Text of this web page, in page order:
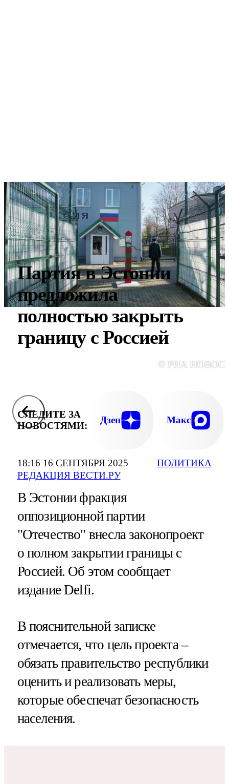
18:16 16 СЕНТЯБРЯ 2025
РЕДАКЦИЯ ВЕСТИ.РУ
ПОЛИТИКА
Партия в Эстонии
предложила
полностью закрыть
границу с Россией
© РИА
СЛЕДИТЕ ЗА
НОВОСТЯМИ:
Дзен Макс
В Эстонии фракция
оппозиционной партии
"Отечество" внесла законопроект
о полном закрытии границы с
Россией. Об этом сообщает
издание Delfi.
В пояснительной записке
отмечается, что цель проекта –
обязать правительство республики
оценить и реализовать меры,
которые обеспечат безопасность
населения.